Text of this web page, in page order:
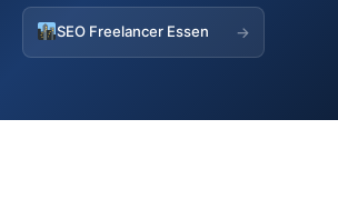
SEO Freelancer Essen →